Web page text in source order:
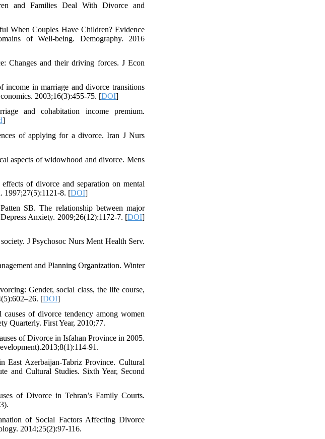
and Families Deal With Divorce and
When Couples Have Children? Evidence
of Well-being. Demography. 2016
Changes and their driving forces. J Econ
in marriage and divorce transitions
2003;16(3):455-75. [DOI]
and cohabitation income premium.
]
of applying for a divorce. Iran J Nurs
aspects of widowhood and divorce. Mens
of divorce and separation on mental
1997;27(5):1121-8. [DOI]
SB. The relationship between major
Anxiety. 2009;26(12):1172-7. [DOI]
J Psychosoc Nurs Ment Health Serv.
and Planning Organization. Winter
Gender, social class, the life course,
[DOI]
of divorce tendency among women
Quarterly. First Year, 2010;77.
of Divorce in Isfahan Province in 2005.
91.
Azerbaijan-Tabriz Province. Cultural
and Cultural Studies. Sixth Year, Second
of Divorce in Tehran’s Family Courts.
of Social Factors Affecting Divorce
2014;25(2):97-116.